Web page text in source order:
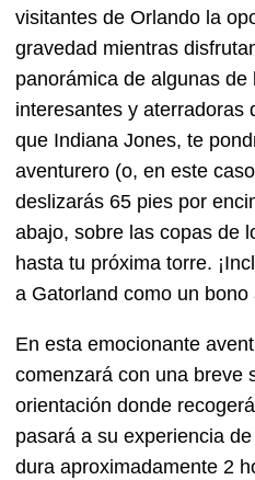
visitantes de Orlando la
gravedad mientras
panorámica de algunas
interesantes y aterradoras
que Indiana Jones, te
aventurero (o, en este
deslizarás 65 pies por
abajo, sobre las copas de
hasta tu próxima torre.
a Gatorland como un bono
En esta emocionante
comenzará con una breve
orientación donde
pasará a su experiencia
dura aproximadamente 2